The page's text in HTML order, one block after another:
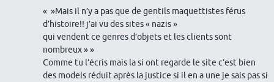
« »Mais il n’y a pas que de gentils maquettistes férus
d’histoire!! j’ai vu des sites « nazis »
qui vendent ce genres d’objets et les clients sont
nombreux » »
Comme tu l’écris mais la si ont regarde le site c’est bien
des models réduit après la justice si il en a une je sais pas si